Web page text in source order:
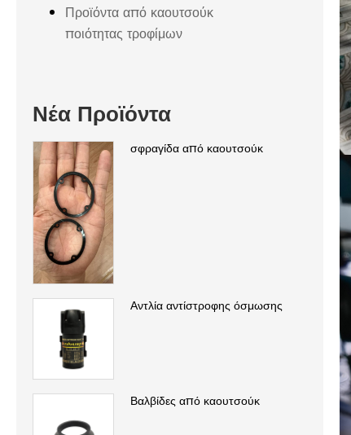
Προϊόντα από καουτσούκ
ποιότητας τροφίμων
Νέα Προϊόντα
σφραγίδα από καουτσούκ
Αντλία αντίστροφης όσμωσης
Βαλβίδες από καουτσούκ